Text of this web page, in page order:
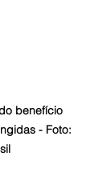
benefício
- Foto: